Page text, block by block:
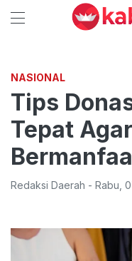
NASIONAL
Tips
Tepat
Redaksi Daerah - Rabu